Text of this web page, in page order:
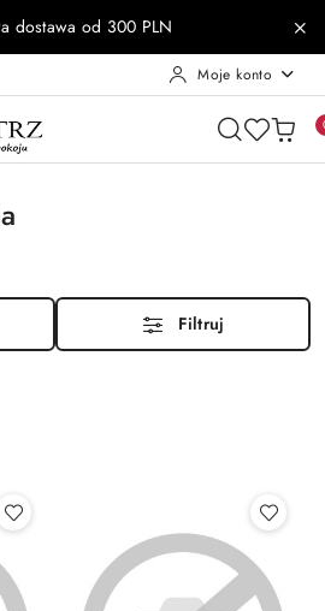
dostawa od 300 PLN
Moje konto
Filtruj